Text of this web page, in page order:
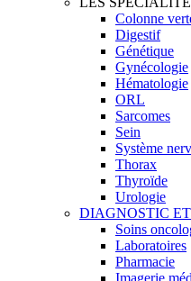
Colonne
Digestif
Génétique
Gynécologie
Hématologie
ORL
Sarcomes
Sein
Système
Thorax
Thyroïde
Urologie
DIAGNOSTIC
Soins
Laboratoires
Pharmacie
Imagerie